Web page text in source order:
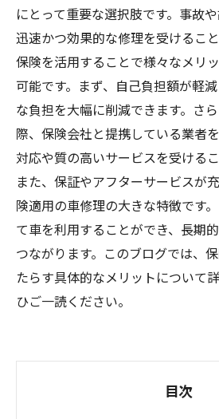
にとって重要な選択肢です。事故
迅速かつ効果的な修理を受けるこ
保険を活用することで様々なメリ
可能です。まず、自己負担額が軽
な負担を大幅に削減できます。さ
際、保険会社と提携している業者
対応や質の高いサービスを受ける
また、保証やアフターサービスが
険適用の車修理の大きな特徴です
て車を利用することができ、長期
つながります。このブログでは、
たらす具体的なメリットについて
ひご一読ください。
目次